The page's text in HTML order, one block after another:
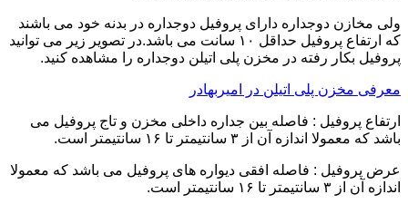
ولی مخازن دوجداره دارای پروفیل دوجداره در بدنه خود می باشند
که ارتفاع پروفیل حداقل ۱۰ سانت می باشد.در تصویر زیر می توانید
پروفیل بکار رفته در مخزن پلی اتیلن دوجداره را مشاهده کنید.
معرفی مخزن پلی اتیلن در امیربهادر
ارتفاع پروفیل : فاصله بین جداره داخلی مخزن و تاج پروفیل می
باشد که معمولا اندازه آن از ۳ سانتیمتر تا ۱۶ سانتیمتر است.
عرض پروفیل : فاصله افقی دیواره های پروفیل می باشد که معمولا
اندازه آن از ۳ سانتیمتر تا ۱۶ سانتیمتر است.